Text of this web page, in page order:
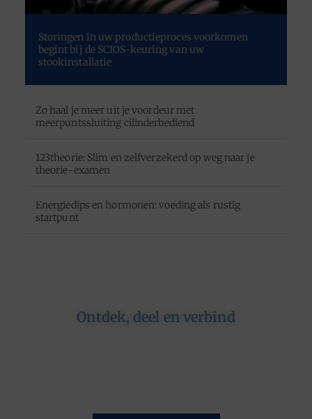
Storingen in uw productieproces voorkomen
begint bij de SCIOS-keuring van uw
stookinstallatie
Zo haal je meer uit je voordeur met
meerpuntssluiting cilinderbediend
123theorie: Slim en zelfverzekerd op weg naar je
theorie-examen
Energiedips en hormonen: voeding als rustig
startpunt
Ontdek, deel en verbind